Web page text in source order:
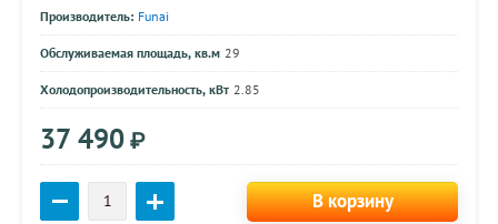
Производитель: Funai
Обслуживаемая площадь, кв.м 29
Холодопроизводительность, кВт 2.85
37 490 ₽
В корзину